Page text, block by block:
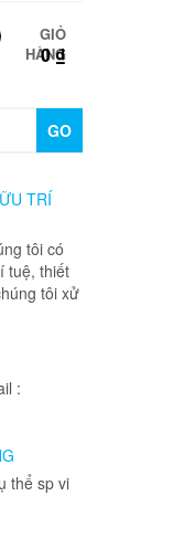
GIỎ
HÀNG
0 ₫
GO
TRÍ
tôi có
tuệ, thiết
tôi xử
:
thể sp vi